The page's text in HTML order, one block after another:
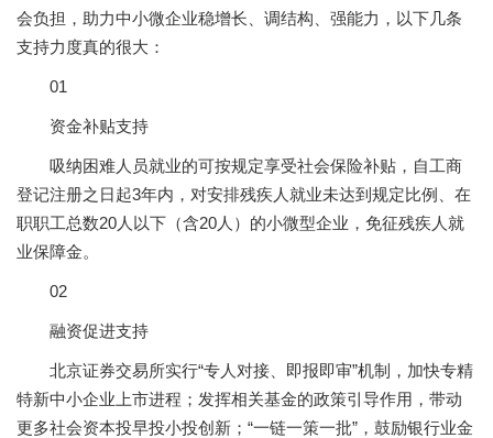
会负担，助力中小微企业稳增长、调结构、强能力，以下几条
支持力度真的很大：
01
资金补贴支持
吸纳困难人员就业的可按规定享受社会保险补贴，自工商
登记注册之日起3年内，对安排残疾人就业未达到规定比例、在
职职工总数20人以下（含20人）的小微型企业，免征残疾人就
业保障金。
02
融资促进支持
北京证券交易所实行“专人对接、即报即审”机制，加快专精
特新中小企业上市进程；发挥相关基金的政策引导作用，带动
更多社会资本投早投小投创新；“一链一策一批”，鼓励银行业金